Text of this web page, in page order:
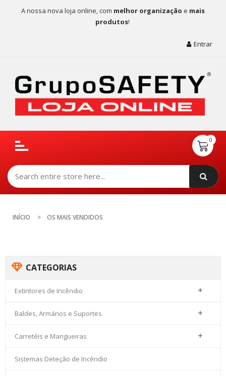
A nossa nova loja online, com melhor organização e mais
produtos!
Entrar
INÍCIO OS MAIS VENDIDOS
CATEGORIAS
Extintores de Incêndio 
Baldes, Armários e Suportes 
Carretéis e Mangueiras 
Sistemas Deteção de Incêndio